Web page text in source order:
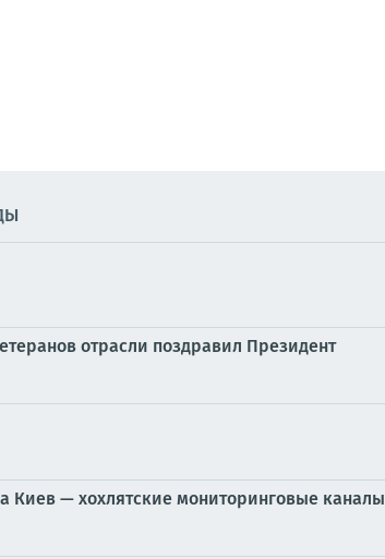
отрасли поздравил Президент
Киев — хохлятские мониторинговые каналы